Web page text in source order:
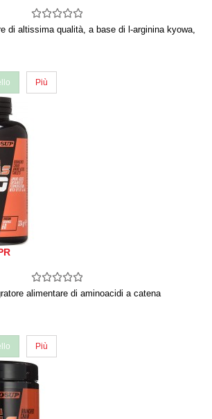
di altissima qualità, a base di l-arginina kyowa,
Più
alimentare di aminoacidi a catena
Più